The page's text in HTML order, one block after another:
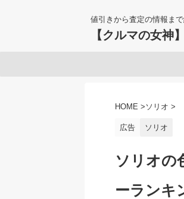
値引きから査定の情報ま
【クルマの女神
HOME > ソリオ >
広告 ソリオ
ソリオの
ーランキ